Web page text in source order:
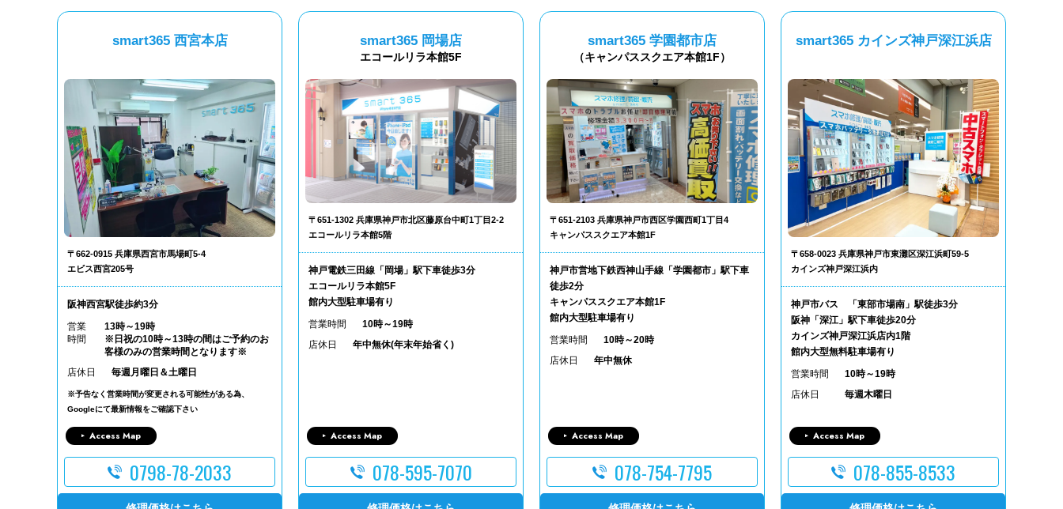
smart365 西宮本店
〒662-0915 兵庫県西宮市馬場町5-4
エビス西宮205号
阪神西宮駅徒歩約3分
営業
時間
13時～19時
※日祝の10時～13時の間はご予約のお
客様のみの営業時間となります※
店休日
毎週月曜日＆土曜日
※予告なく営業時間が変更される可能性がある為、
Googleにて最新情報をご確認下さい
Access Map
0798-78-2033
smart365 岡場店
エコールリラ本館5F
〒651-1302 兵庫県神戸市北区藤原台中町1丁目2-2
エコールリラ本館5階
神戸電鉄三田線「岡場」駅下車徒歩3分
エコールリラ本館5F
館内大型駐車場有り
営業時間
10時～19時
店休日
年中無休(年末年始省く)
Access Map
078-595-7070
smart365 学園都市店
（キャンパススクエア本館1F）
〒651-2103 兵庫県神戸市西区学園西町1丁目4
キャンパススクエア本館1F
神戸市営地下鉄西神山手線「学園都市」駅下車
徒歩2分
キャンパススクエア本館1F
館内大型駐車場有り
営業時間
10時～20時
店休日
年中無休
Access Map
078-754-7795
smart365 カインズ神戸深江浜店
〒658-0023 兵庫県神戸市東灘区深江浜町59-5
カインズ神戸深江浜内
神戸市バス 「東部市場南」駅徒歩3分
阪神「深江」駅下車徒歩20分
カインズ神戸深江浜店内1階
館内大型無料駐車場有り
営業時間
10時～19時
店休日
毎週木曜日
Access Map
078-855-8533